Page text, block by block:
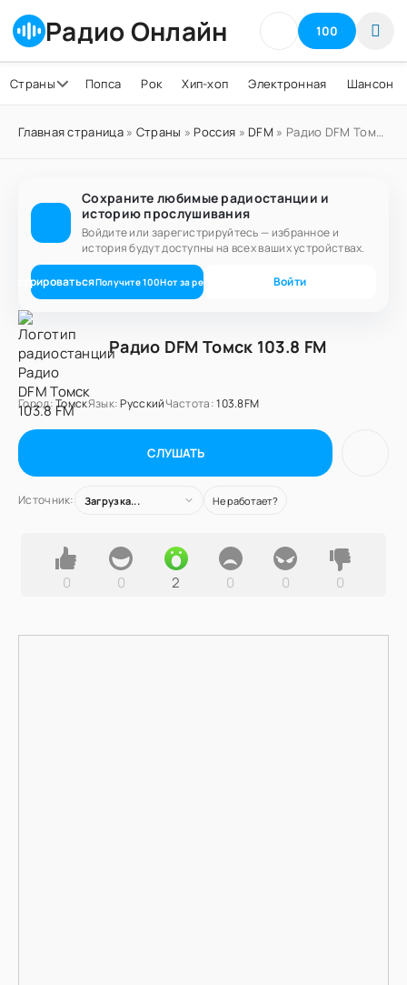
Радио Онлайн 100
Страны Попса Рок Хип-хоп Электронная Шансон
Главная страница» Страны » Россия » DFM » Радио DFM Томск 103.8 FM
Сохраните любимые радиостанции и
историю прослушивания
Войдите или зарегистрируйтесь — избранное и
история будут доступны на всех ваших устройствах.
Получите100Нот за регистрацию Войти
Радио DFM Томск 103.8 FM
Город:ТомскЯзык: РусскийЧастота:103.8FM
СЛУШАТЬ
Источник: Загрузка... Не работает?
0 0 2 0 0 0